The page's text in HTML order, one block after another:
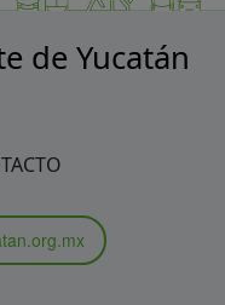
de Yucatán